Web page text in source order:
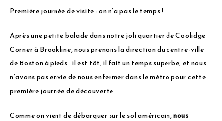
Première journée de visite : on n’a pas le temps !
Après une petite balade dans notre joli quartier de Coolidge
Corner à Brookline, nous prenons la direction du centre-ville
de Boston à pieds : il est tôt, il fait un temps superbe, et nous
n’avons pas envie de nous enfermer dans le métro pour cette
première journée de découverte.
Comme on vient de débarquer sur le sol américain,nous